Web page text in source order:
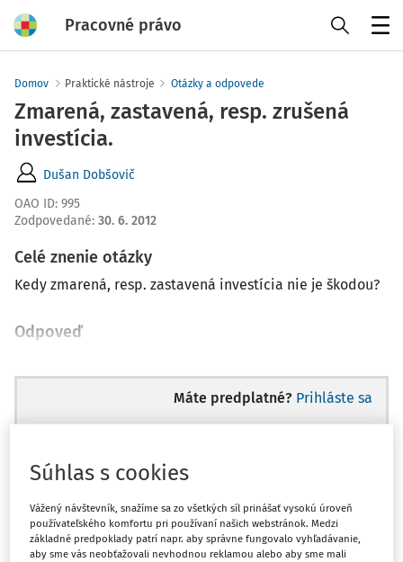
Pracovné právo
Domov Praktické nástroje Otázky a odpovede
Zmarená, zastavená, resp. zrušená
investícia.
Dušan Dobšovič
OAO ID: 995
Zodpovedané: 30. 6. 2012
Celé znenie otázky
Kedy zmarená, resp. zastavená investícia nie je škodou?
Odpoveď
Máte predplatné? Prihláste sa
Ups, zatiaľ ste si prečítali len
začiatok...
Súhlas s cookies
Vážený návštevník, snažíme sa zo všetkých síl prinášať vysokú úroveň
používateľského komfortu pri používaní našich webstránok. Medzi
základné predpoklady patrí napr. aby správne fungovalo vyhľadávanie,
aby sme vás neobťažovali nevhodnou reklamou alebo aby sme mali